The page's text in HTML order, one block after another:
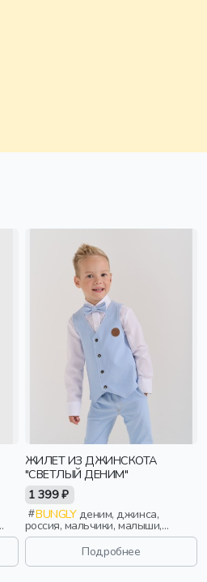
ЖИЛЕТ ИЗ ДЖИНСКОТА
"СВЕТЛЫЙ ДЕНИМ"
1 399 ₽
BUNGLYденим, джинса,
россия, мальчики, малыши,
дошкольники, дети
Подробнее